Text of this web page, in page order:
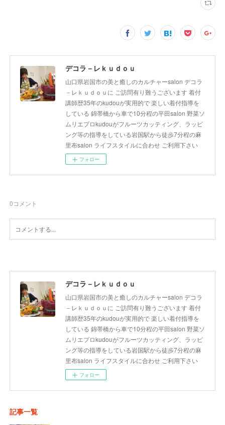
デコラ－レｋｕｄｏｕ
山口県岩国市の美と癒しのカルチャーsalon デコラ
－レｋｕｄｏｕに ご訪問有り難うございます 着付
講師歴35年のkudouが実用的で 楽しい着付指導を
している 錦帯橋から車で10分程の平田salon 野菜ソ
ムリエプロkudouがフルーツカッティング、ラッピ
ング等の指導をしている岩国駅から徒歩7分程の麻
里布salon ライフスタイルに合わせ ご利用下さい
フォロー
0コメント
デコラ－レｋｕｄｏｕ
山口県岩国市の美と癒しのカルチャーsalon デコラ
－レｋｕｄｏｕに ご訪問有り難うございます 着付
講師歴35年のkudouが実用的で 楽しい着付指導を
している 錦帯橋から車で10分程の平田salon 野菜ソ
ムリエプロkudouがフルーツカッティング、ラッピ
ング等の指導をしている岩国駅から徒歩7分程の麻
里布salon ライフスタイルに合わせ ご利用下さい
フォロー
記事一覧